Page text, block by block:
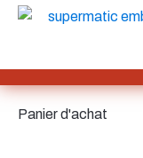
Panier d'achat